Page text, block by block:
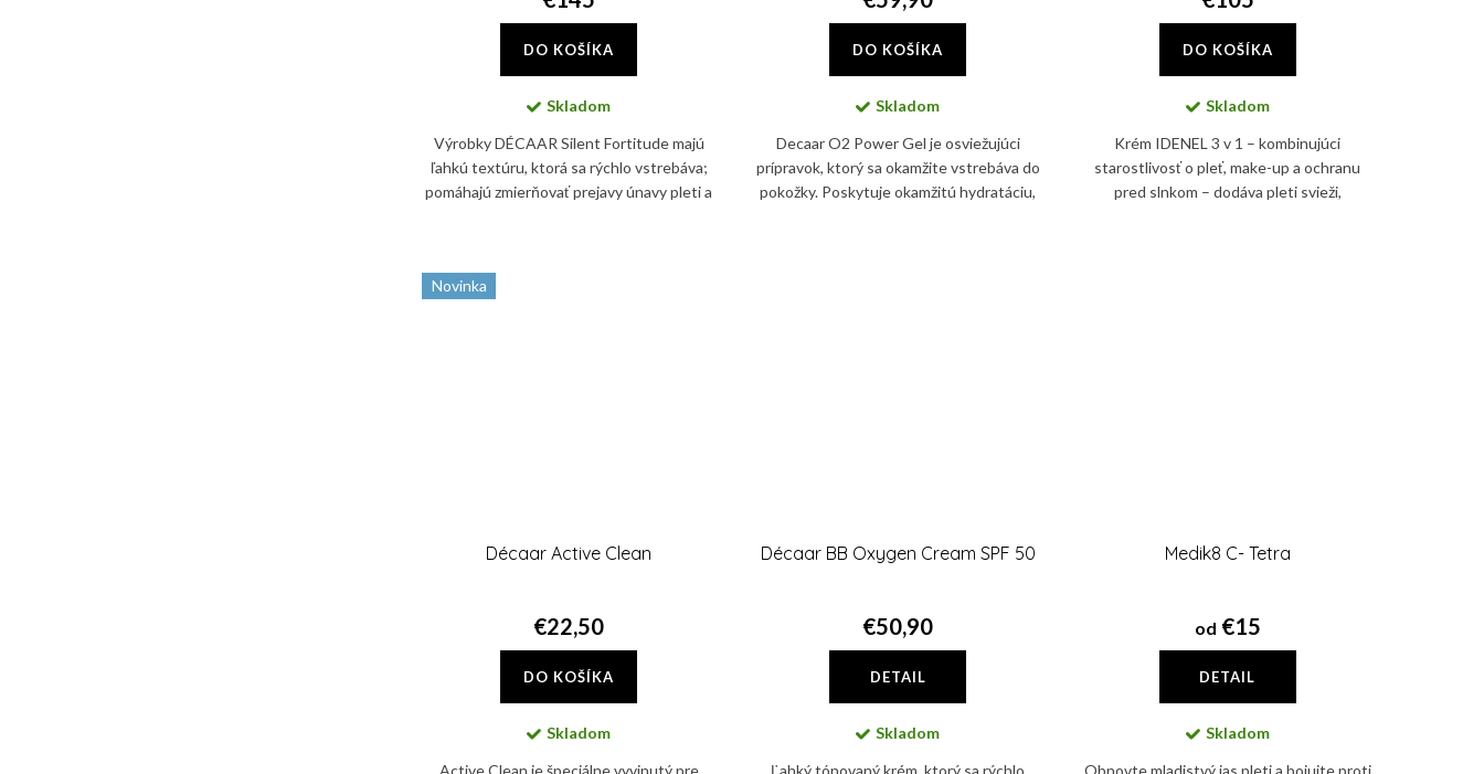
DO KOŠÍKA
Skladom
Výrobky DÉCAAR Silent Fortitude majú
ľahkú textúru, ktorá sa rýchlo vstrebáva;
pomáhajú zmierňovať prejavy únavy pleti a
DO KOŠÍKA
Skladom
Decaar O2 Power Gel je osviežujúci
prípravok, ktorý sa okamžite vstrebáva do
pokožky. Poskytuje okamžitú hydratáciu,
DO KOŠÍKA
Skladom
Krém IDENEL 3 v 1 – kombinujúci
starostlivosť o pleť, make-up a ochranu
pred slnkom – dodáva pleti svieži,
Novinka
Décaar Active Clean
€22,50
DO KOŠÍKA
Skladom
Active Clean je špeciálne vyvinutý pre
Décaar BB Oxygen Cream SPF 50
€50,90
DETAIL
Skladom
Ľahký tónovaný krém, ktorý sa rýchlo
Medik8 C- Tetra
od €15
DETAIL
Skladom
Obnovte mladistvý jas pleti a bojujte proti